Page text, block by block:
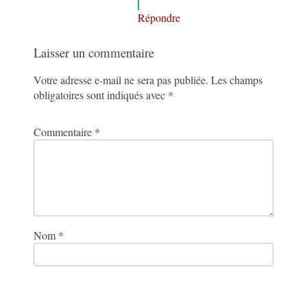
Répondre
Laisser un commentaire
Votre adresse e-mail ne sera pas publiée. Les champs
obligatoires sont indiqués avec *
Commentaire *
Nom *